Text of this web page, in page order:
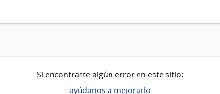
Si encontraste algún error en este sitio:
ayúdanos a mejorarlo